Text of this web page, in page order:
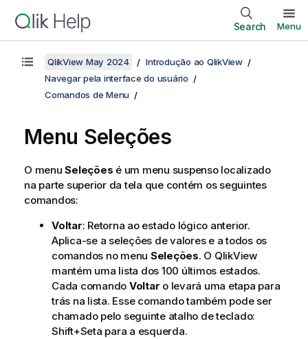
Search Menu
QlikView May 2024
Introdução ao QlikView
Navegar pela interface do usuário
Comandos de Menu
Menu Seleções
O menuSeleções é um menu suspenso localizado
na parte superior da tela que contém os seguintes
comandos:
Voltar: Retorna ao estado lógico anterior.
Aplica-se a seleções de valores e a todos os
comandos no menu Seleções. O QlikView
mantém uma lista dos 100 últimos estados.
Cada comando Voltar o levará uma etapa para
trás na lista. Esse comando também pode ser
chamado pelo seguinte atalho de teclado:
Shift+Seta para a esquerda.